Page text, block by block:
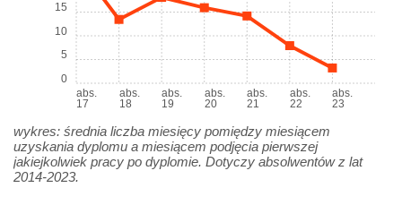
abs.
17
abs.
18
abs.
19
abs.
20
abs.
21
abs.
22
abs.
23
0
5
10
15
wykres: średnia liczba miesięcy pomiędzy miesiącem
uzyskania dyplomu a miesiącem podjęcia pierwszej
jakiejkolwiek pracy po dyplomie. Dotyczy absolwentów z lat
2014-2023.